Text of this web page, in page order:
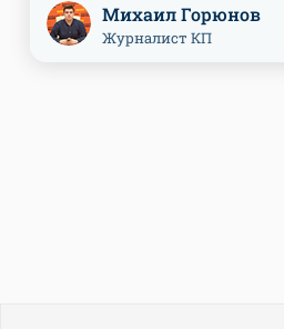
Михаил Горюнов
Журналист КП